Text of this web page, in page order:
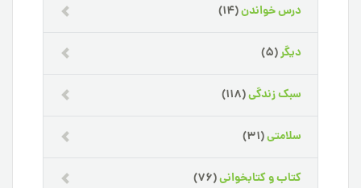
درس خواندن(14)
دیگر(5)
سبک زندگی(118)
سلامتی(31)
کتاب و کتابخوانی(76)